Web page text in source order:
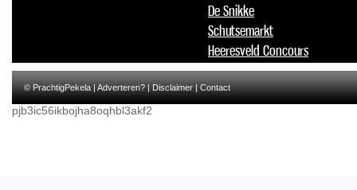
De Snikke
Schutsemarkt
Heeresveld Concours
© PrachtigPekela |Adverteren?|Disclaimer|Contact
pjb3ic56ikbojha8oqhbl3akf2